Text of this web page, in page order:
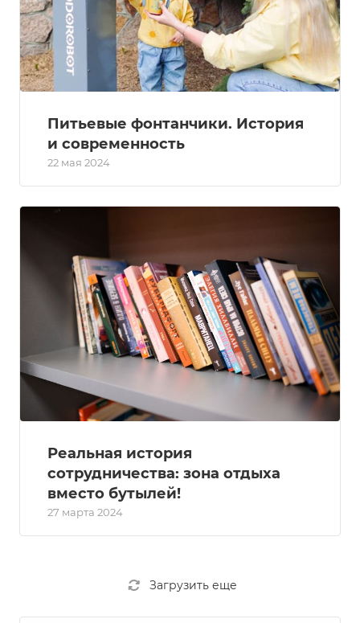
Питьевые фонтанчики. История
и современность
22 мая 2024
Реальная история
сотрудничества: зона отдыха
вместо бутылей!
27 марта 2024
Загрузить еще